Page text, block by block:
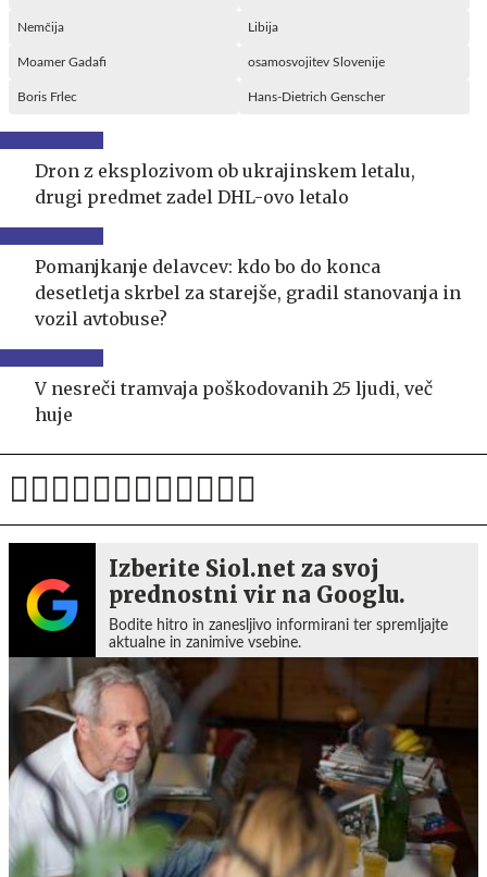
Nemčija Libija
Moamer Gadafi osamosvojitev Slovenije
Boris Frlec Hans-Dietrich Genscher
Dron z eksplozivom ob ukrajinskem letalu,
drugi predmet zadel DHL-ovo letalo
Pomanjkanje delavcev: kdo bo do konca
desetletja skrbel za starejše, gradil stanovanja in
vozil avtobuse?
V nesreči tramvaja poškodovanih 25 ljudi, več
huje
Izberite Siol.net za svoj
prednostni vir na Googlu.
Bodite hitro in zanesljivo informirani ter spremljajte
aktualne in zanimive vsebine.